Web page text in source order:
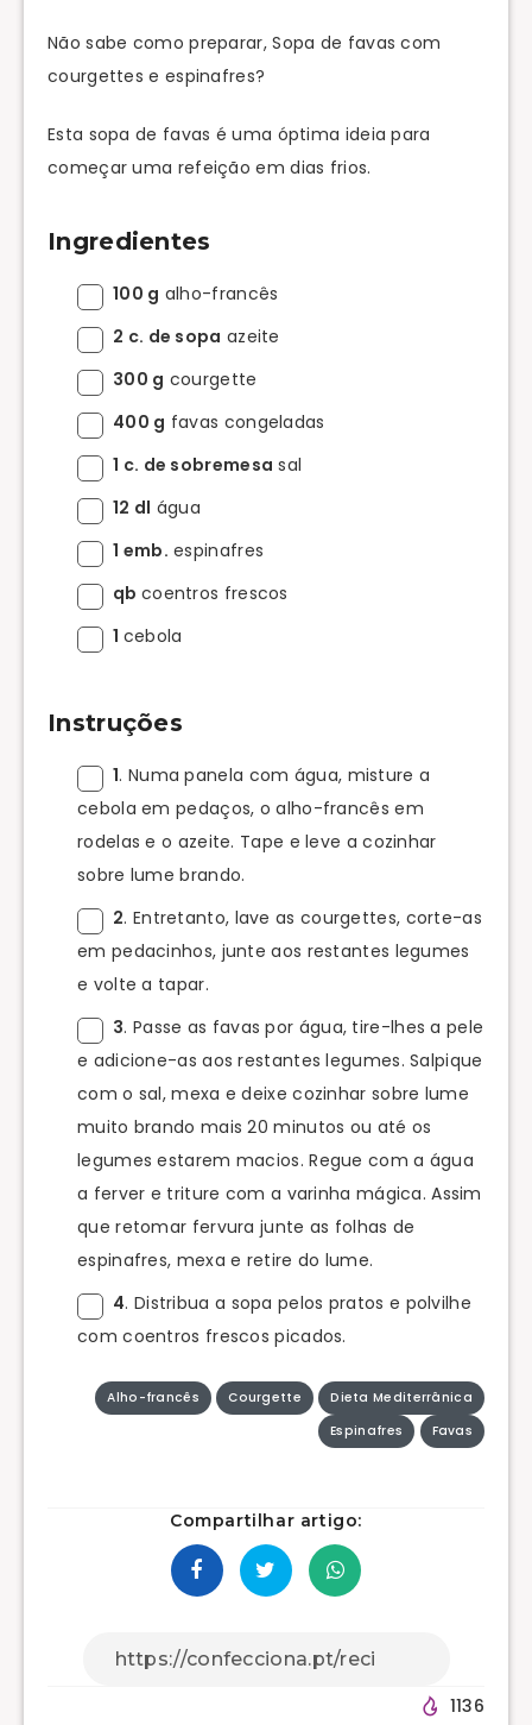
Não sabe como preparar, Sopa de favas com
courgettes e espinafres?
Esta sopa de favas é uma óptima ideia para
começar uma refeição em dias frios.
Ingredientes
100 g alho-francês
2 c. de sopa azeite
300 g courgette
400 g favas congeladas
1 c. de sobremesa sal
12 dl água
1 emb. espinafres
qb coentros frescos
1 cebola
Instruções
1. Numa panela com água, misture a
cebola em pedaços, o alho-francês em
rodelas e o azeite. Tape e leve a cozinhar
sobre lume brando.
2. Entretanto, lave as courgettes, corte-as
em pedacinhos, junte aos restantes legumes
e volte a tapar.
3. Passe as favas por água, tire-lhes a pele
e adicione-as aos restantes legumes. Salpique
com o sal, mexa e deixe cozinhar sobre lume
muito brando mais 20 minutos ou até os
legumes estarem macios. Regue com a água
a ferver e triture com a varinha mágica. Assim
que retomar fervura junte as folhas de
espinafres, mexa e retire do lume.
4. Distribua a sopa pelos pratos e polvilhe
com coentros frescos picados.
Alho-francês Courgette
Dieta Mediterrânica
Espinafres
Favas
Compartilhar artigo:
1136